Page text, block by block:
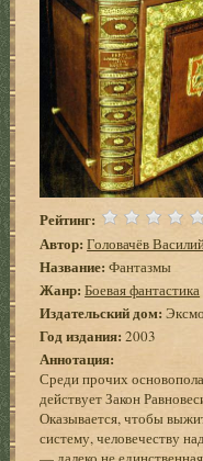
Рейтинг:
Автор: Головачёв
Название: Фантазмы
Жанр: Боевая фантастика
Издательский дом: Эксмо
Год издания: 2003
Аннотация:
Среди прочих
действует Закон
Оказывается, чтобы
систему, человечеству